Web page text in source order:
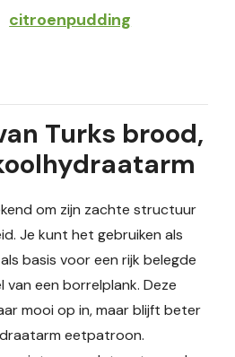
citroenpudding
Turks brood,
om zijn zachte structuur
Je kunt het gebruiken als
basis voor een rijk belegde
een borrelplank. Deze
mooi op in, maar blijft beter
eetpatroon.